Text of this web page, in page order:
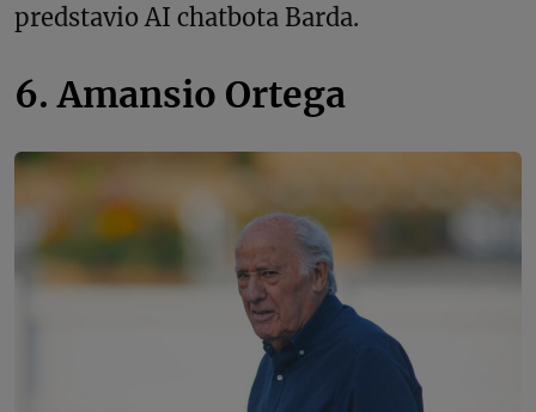
predstavio AI chatbota Barda.
6. Amansio Ortega